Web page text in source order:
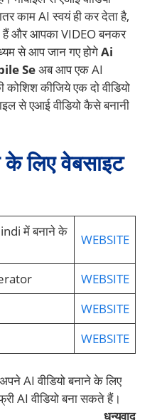
काम AI स्वयं ही कर देता है,
और आपका VIDEO बनकर
से आप जान गए होगेAi
Seअब आप एक AI
कीजिये एक दो वीडियो
से एआई वीडियो कैसे बनानी
के लिए वेबसाइट
में बनाने के
WEBSITE
WEBSITE
WEBSITE
WEBSITE
AI वीडियो बनाने के लिए
AI वीडियो बना सकते हैं।
धन्यवाद